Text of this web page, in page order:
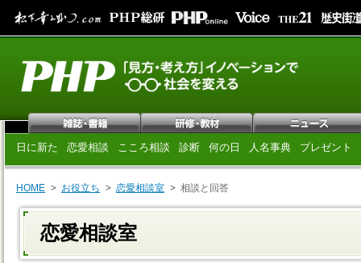
日に新た 恋愛相談 こころ相談 診断 何の日 人名事典 プレゼント
HOME お役立ち 恋愛相談室 相談と回答
恋愛相談室